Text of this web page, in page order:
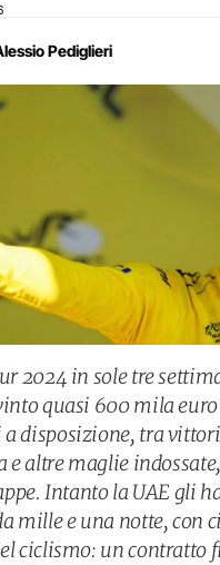
Pediglieri
2024 in sole tre
quasi 600 mila
disposizione, tra
e altre maglie
Intanto la UAE gli
mille e una notte, con
ciclismo: un contratto